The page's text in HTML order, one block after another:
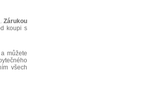
Zárukou
koupi s
můžete
všech